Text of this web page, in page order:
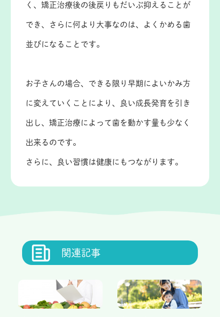
く、矯正治療後の後戻りもだいぶ抑えることが
でき、さらに何より大事なのは、よくかめる歯
並びになることです。
お子さんの場合、できる限り早期によいかみ方
に変えていくことにより、良い成長発育を引き
出し、矯正治療によって歯を動かす量も少なく
出来るのです。
さらに、良い習慣は健康にもつながります。
関連記事